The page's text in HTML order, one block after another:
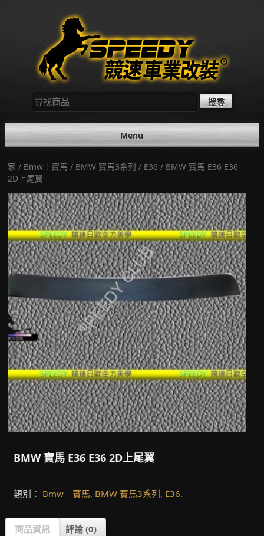
尋
找：
Menu
家 / Bmw｜寶馬 / BMW 寶馬3系列 / E36 / BMW 寶馬 E36 E36
2D上尾翼
BMW 寶馬 E36 E36 2D上尾翼
類別： Bmw｜寶馬, BMW 寶馬3系列, E36.
商品資訊 評論 (0)